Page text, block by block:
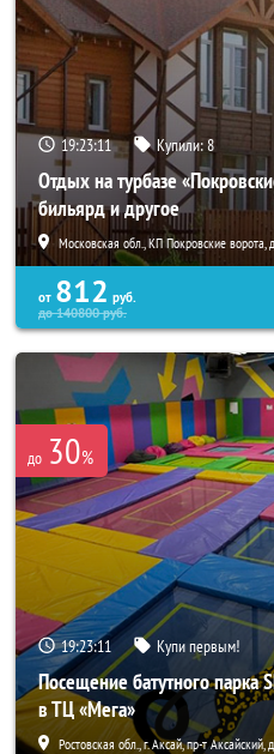
19:23:07 Купили:8
Отдых на турбазе
бильярд и другое
Московская обл., КП Покровские ворота,
от 812 руб.
до140800руб.
до 30%
19:23:07 Купи первым!
Посещение батутного парка
в ТЦ «Мега»
Ростовская обл., г. Аксай, пр-т